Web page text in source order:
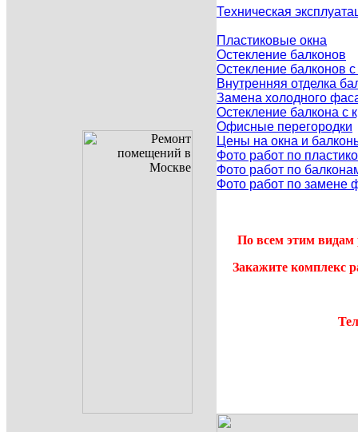
Техническая
Пластиковые окна
Остекление балконов
Остекление балконов
Внутренняя отделка
Замена холодного
Остекление балкона с
Офисные перегородки
Цены на окна и
Фото работ по
Фото работ по
Фото работ по замене
По всем этим видам
Закажите комплекс